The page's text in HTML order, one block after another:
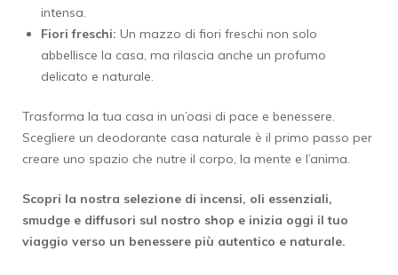
intensa.
Fiori freschi: Un mazzo di fiori freschi non solo
abbellisce la casa, ma rilascia anche un profumo
delicato e naturale.
Trasforma la tua casa in un’oasi di pace e benessere.
Scegliere un deodorante casa naturale è il primo passo per
creare uno spazio che nutre il corpo, la mente e l’anima.
Scopri la nostra selezione di incensi, oli essenziali,
smudge e diffusori sul nostro shop e inizia oggi il tuo
viaggio verso un benessere più autentico e naturale.